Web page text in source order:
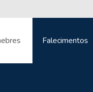
Falecimentos